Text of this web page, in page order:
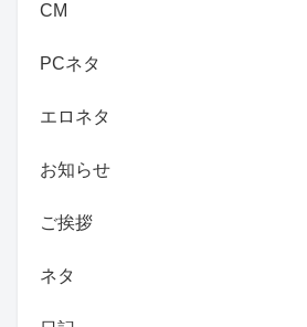
CM
PCネタ
エロネタ
お知らせ
ご挨拶
ネタ